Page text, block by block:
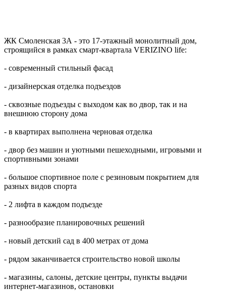
ЖК Смоленская 3А - это 17-этажный монолитный дом,
строящийся в рамках смарт-квартала VERIZINO life:
- современный стильный фасад
- дизайнерская отделка подъездов
- сквозные подъезды с выходом как во двор, так и на
внешнюю сторону дома
- в квартирах выполнена черновая отделка
- двор без машин и уютными пешеходными, игровыми и
спортивными зонами
- большое спортивное поле с резиновым покрытием для
разных видов спорта
- 2 лифта в каждом подъезде
- разнообразие планировочных решений
- новый детский сад в 400 метрах от дома
- рядом заканчивается строительство новой школы
- магазины, салоны, детские центры, пункты выдачи
интернет-магазинов, остановки